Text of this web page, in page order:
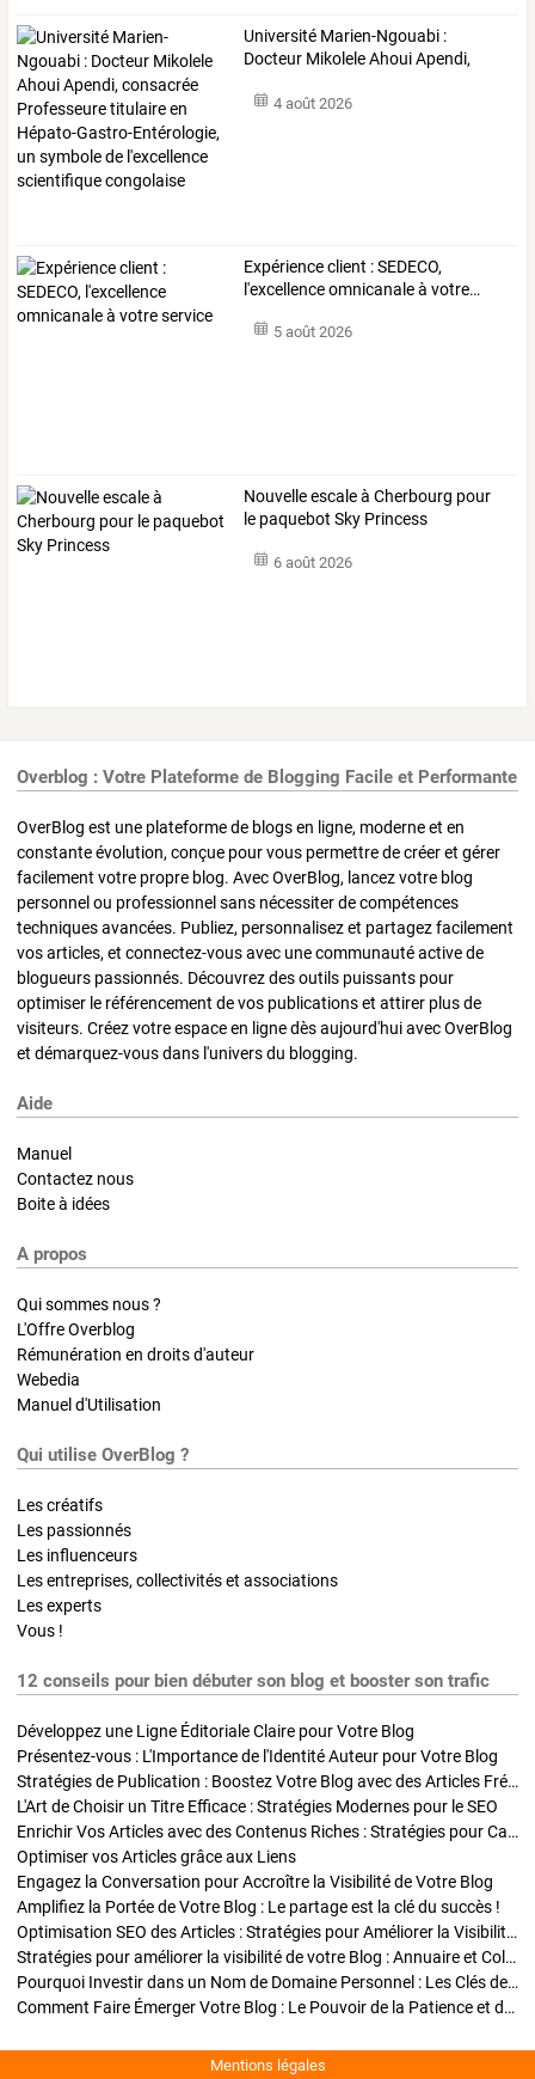
Université Marien-Ngouabi :
Docteur MikoleleAhouiApendi,
4 août 2026
Expérienceclient :SEDECO,
l'excellenceomnicanaleà votre…
5 août 2026
Nouvelle escale à Cherbourg pour
le paquebot Sky Princess
6 août 2026
Overblog : Votre Plateforme de Blogging Facile et Performante
OverBlog est une plateforme de blogs en ligne, moderne et en
constante évolution, conçue pour vous permettre de créer et gérer
facilement votre propre blog. Avec OverBlog, lancez votre blog
personnel ou professionnel sans nécessiter de compétences
techniques avancées. Publiez, personnalisez et partagez facilement
vos articles, et connectez-vous avec une communauté active de
blogueurs passionnés. Découvrez des outils puissants pour
optimiser le référencement de vos publications et attirer plus de
visiteurs. Créez votre espace en ligne dès aujourd'hui avec OverBlog
et démarquez-vous dans l'univers du blogging.
Aide
Manuel
Contactez nous
Boite à idées
A propos
Qui sommes nous ?
L'Offre Overblog
Rémunération en droits d'auteur
Webedia
Manuel d'Utilisation
Qui utilise OverBlog ?
Les créatifs
Les passionnés
Les influenceurs
Les entreprises, collectivités et associations
Les experts
Vous !
12 conseils pour bien débuter son blog et booster son trafic
Développez une Ligne Éditoriale Claire pour Votre Blog
Présentez-vous : L'Importance de l'Identité Auteur pour Votre Blog
Stratégies de Publication : Boostez Votre Blog avec des Articles Fréquents et Exclusifs
L'Art de Choisir un Titre Efficace : Stratégies Modernes pour le SEO
Enrichir Vos Articles avec des Contenus Riches : Stratégies pour Captiver et Optimiser
Optimiser vos Articles grâce aux Liens
Engagez la Conversation pour Accroître la Visibilité de Votre Blog
Amplifiez la Portée de Votre Blog : Le partage est la clé du succès !
Optimisation SEO des Articles : Stratégies pour Améliorer la Visibilité de Votre Blog
Stratégies pour améliorer la visibilité de votre Blog : Annuaire et Collaborations
Pourquoi Investir dans un Nom de Domaine Personnel : Les Clés de la Réussite de Votre Blog
Comment Faire Émerger Votre Blog : Le Pouvoir de la Patience et de la Persévérance
Mentions légales